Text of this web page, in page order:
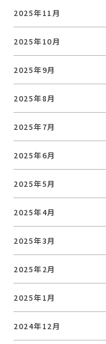
2025年11月
2025年10月
2025年9月
2025年8月
2025年7月
2025年6月
2025年5月
2025年4月
2025年3月
2025年2月
2025年1月
2024年12月